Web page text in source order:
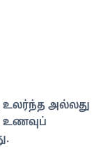
உலர்ந்த அல்லது
உணவுப்